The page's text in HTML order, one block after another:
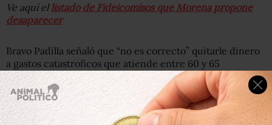
Ve aquí el listado de Fideicomisos que Morena propone
desaparecer
Bravo Padilla señaló que “no es correcto” quitarle dinero
a gastos catastroficos que atiende entre 60 y 65
padecimientos, sino que se debe tomar “una parte de los
grandes proyectos de infraestructrua si quieren
recursos”.